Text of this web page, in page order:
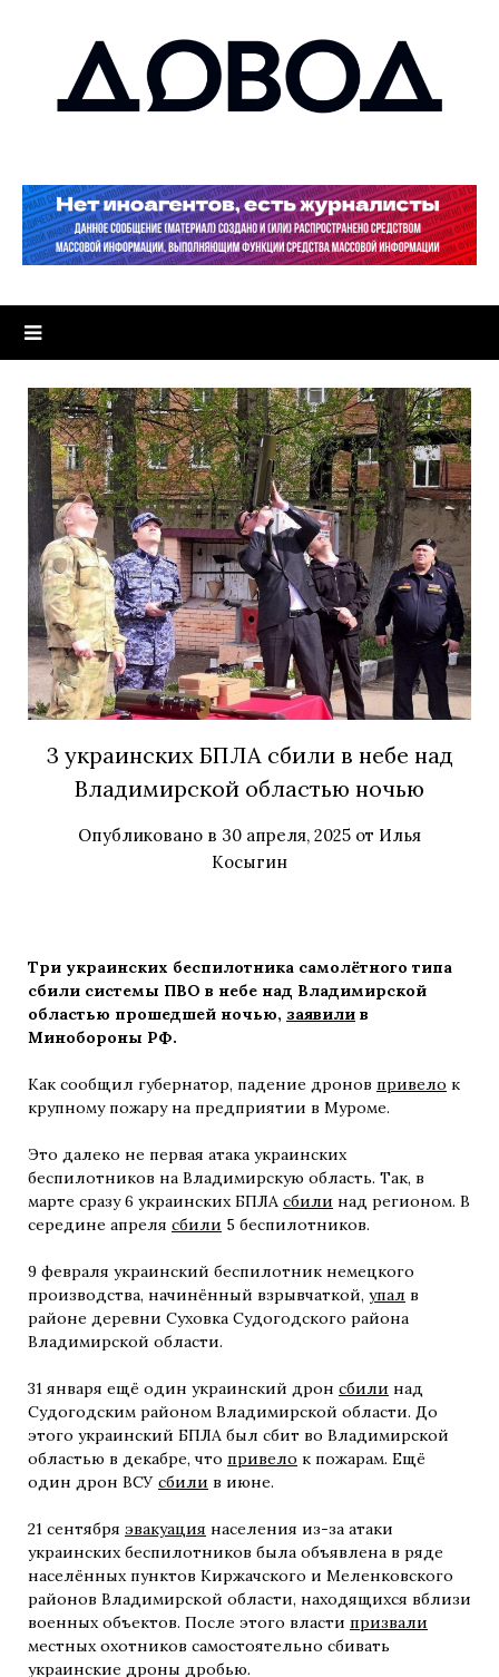
3 украинских БПЛА сбили в небе над
Владимирской областью ночью
Опубликовано в 30 апреля, 2025 от Илья
Косыгин
Три украинских беспилотника самолётного типа
сбили системы ПВО в небе над Владимирской
областью прошедшей ночью, заявили в
Минобороны РФ.
Как сообщил губернатор, падение дронов привело к
крупному пожару на предприятии в Муроме.
Это далеко не первая атака украинских
беспилотников на Владимирскую область. Так, в
марте сразу 6 украинских БПЛА сбили над регионом. В
середине апреля сбили 5 беспилотников.
9 февраля украинский беспилотник немецкого
производства, начинённый взрывчаткой, упал в
районе деревни Суховка Судогодского района
Владимирской области.
31 января ещё один украинский дрон сбили над
Судогодским районом Владимирской области. До
этого украинский БПЛА был сбит во Владимирской
областью в декабре, что привело к пожарам. Ещё
один дрон ВСУ сбили в июне.
21 сентября эвакуация населения из-за атаки
украинских беспилотников была объявлена в ряде
населённых пунктов Киржачского и Меленковского
районов Владимирской области, находящихся вблизи
военных объектов. После этого власти призвали
местных охотников самостоятельно сбивать
украинские дроны дробью.